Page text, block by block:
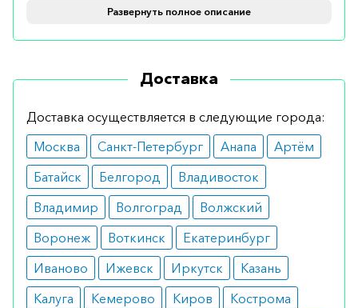
кишки, что обеспечивает дефекацию
(опорожнение кишечника).
Порошкообразный уголь обладает
вещества.
Кому показан
Эукарбон — это растительное лекарственное
средство, используемое для краткосрочного
применения при эпизодических запорах.
Препарат применяют у детей старше 12 лет и
взрослых.
Развернуть полное описание
Доставка
Доставка осуществляется в следующие города:
Москва
Санкт-Петербург Анапа
Артём
Батайск
Белгород
Владивосток
Владимир
Волгоград
Волжский
Воронеж
Воткинск
Екатеринбург
Иваново
Ижевск Иркутск
Казань
Калуга
Кемерово Киров
Кострома